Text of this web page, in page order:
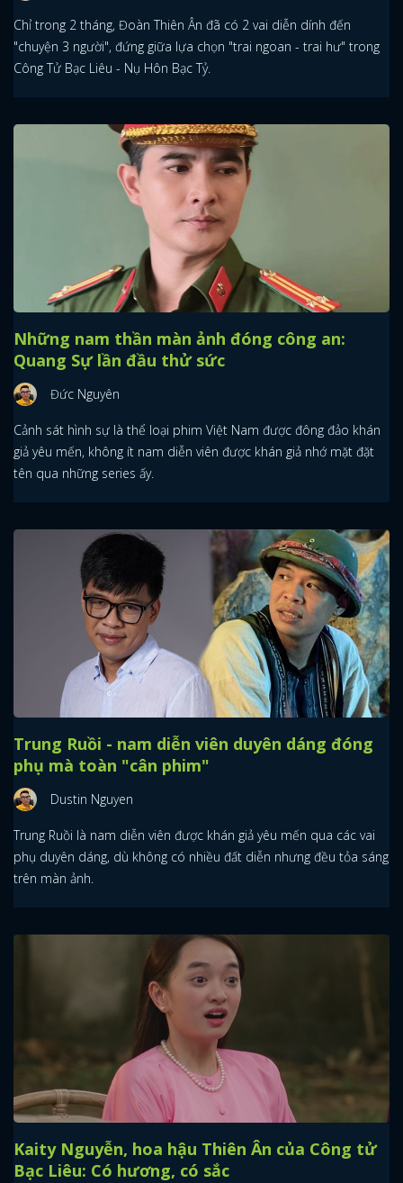
Chỉ trong 2 tháng, Đoàn Thiên Ân đã có 2 vai diễn dính đến
"chuyện 3 người", đứng giữa lựa chọn "trai ngoan - trai hư" trong
Công Tử Bạc Liêu - Nụ Hôn Bạc Tỷ.
Những nam thần màn ảnh đóng công an:
Quang Sự lần đầu thử sức
Đức Nguyên
Cảnh sát hình sự là thể loại phim Việt Nam được đông đảo khán
giả yêu mến, không ít nam diễn viên được khán giả nhớ mặt đặt
tên qua những series ấy.
Trung Ruồi - nam diễn viên duyên dáng đóng
phụ mà toàn "cân phim"
Dustin Nguyen
Trung Ruồi là nam diễn viên được khán giả yêu mến qua các vai
phụ duyên dáng, dù không có nhiều đất diễn nhưng đều tỏa sáng
trên màn ảnh.
Kaity Nguyễn, hoa hậu Thiên Ân của Công tử
Bạc Liêu: Có hương, có sắc